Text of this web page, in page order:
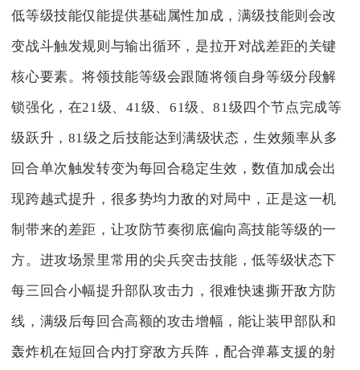
低等级技能仅能提供基础属性加成，满级技能则会改
变战斗触发规则与输出循环，是拉开对战差距的关键
核心要素。将领技能等级会跟随将领自身等级分段解
锁强化，在21级、41级、61级、81级四个节点完成等
级跃升，81级之后技能达到满级状态，生效频率从多
回合单次触发转变为每回合稳定生效，数值加成会出
现跨越式提升，很多势均力敌的对局中，正是这一机
制带来的差距，让攻防节奏彻底偏向高技能等级的一
方。进攻场景里常用的尖兵突击技能，低等级状态下
每三回合小幅提升部队攻击力，很难快速撕开敌方防
线，满级后每回合高额的攻击增幅，能让装甲部队和
轰炸机在短回合内打穿敌方兵阵，配合弹幕支援的射